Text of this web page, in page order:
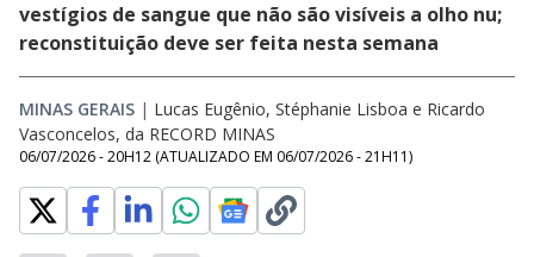
vestígios de sangue que não são visíveis a olho nu;
reconstituição deve ser feita nesta semana
MINAS GERAIS | Lucas Eugênio, Stéphanie Lisboa e Ricardo
Vasconcelos, da RECORD MINAS
06/07/2026 - 20H12 (ATUALIZADO EM 06/07/2026 - 21H11)